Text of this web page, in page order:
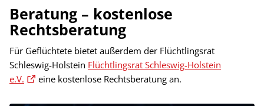
Beratung – kostenlose
Rechtsberatung
Für Geflüchtete bietet außerdem der Flüchtlingsrat
Schleswig-Holstein Flüchtlingsrat Schleswig-Holstein
e.V.
eine kostenlose Rechtsberatung an.